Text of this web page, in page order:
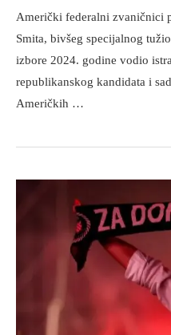
Američki federalni zvaničnici
Smita, bivšeg specijalnog
izbore 2024. godine vodio
republikanskog kandidata i
Američkih …